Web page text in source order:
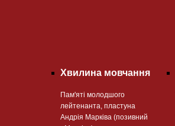
Хвилина мовчання
Пам'яті молодшого
лейтенанта, пластуна
Андрія Марківа (позивний